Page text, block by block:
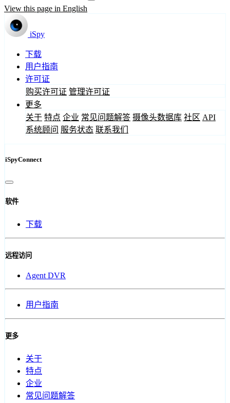
View this page in English
iSpy
下载
用户指南
许可证
购买许可证 管理许可证
更多
关于 特点 企业 常见问题解答 摄像头数据库 社区 API
系统顾问 服务状态 联系我们
iSpyConnect
软件
下载
远程访问
Agent DVR
用户指南
更多
关于
特点
企业
常见问题解答